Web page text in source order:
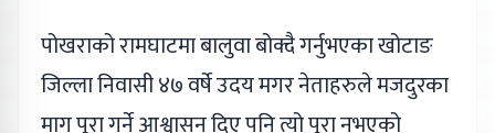
पोखराको रामघाटमा बालुवा बोक्दै गर्नुभएका खोटाङ
जिल्ला निवासी ४७ वर्षे उदय मगर नेताहरुले मजदुरका
माग पूरा गर्ने आश्वासन दिए पनि त्यो पूरा नभएको